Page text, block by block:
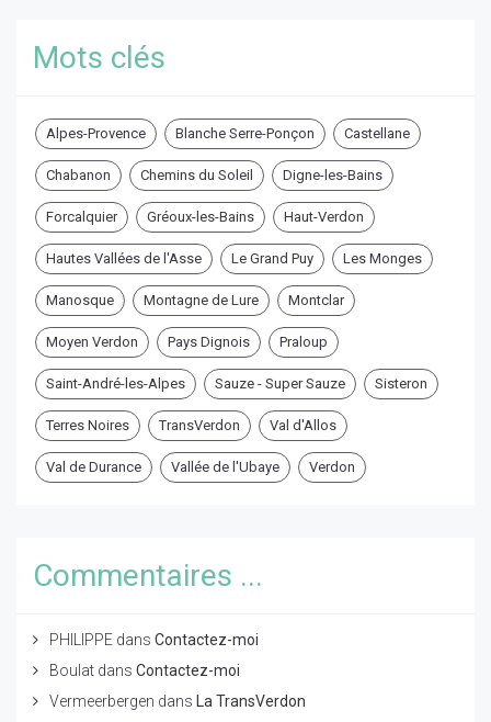
Mots clés
Alpes-Provence Blanche Serre-Ponçon Castellane
Chabanon Chemins du Soleil Digne-les-Bains
Forcalquier Gréoux-les-Bains Haut-Verdon
Hautes Vallées de l'Asse Le Grand Puy Les Monges
Manosque Montagne de Lure Montclar
Moyen Verdon Pays Dignois Praloup
Saint-André-les-Alpes Sauze - Super Sauze Sisteron
Terres Noires TransVerdon Val d'Allos
Val de Durance Vallée de l'Ubaye Verdon
Commentaires ...
PHILIPPE dans Contactez-moi
Boulat dans Contactez-moi
Vermeerbergen dans
La TransVerdon